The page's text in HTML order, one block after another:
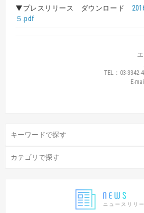
ニュースリリ
▼プレスリリース ダウンロード
５.pdf
TEL：03-
E-